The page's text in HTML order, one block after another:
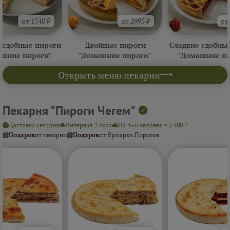
Открыть меню пекарни
от 1740 ₽
пироги
пироги"
от 2995 ₽
Двойные пироги
"Домашние пироги"
от
Сладкие
"Домашние
Пекарня "Пироги Чегем"
Доставка сегодня Интервал 2 часа
На 4–6 человек ≈ 3 500 ₽
Подарокот пекарни Подарокот Ярмарки Пирогов